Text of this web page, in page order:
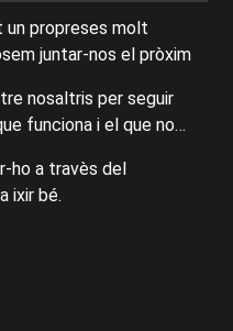
un propreses molt
juntar-nos el pròxim
nosaltris per seguir
funciona i el que no…
ho a travès del
ixir bé.